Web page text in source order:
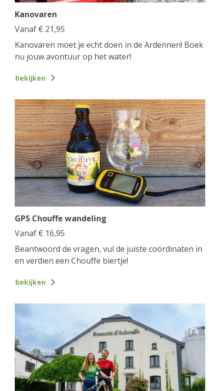
Kanovaren
Vanaf € 21,95
Kanovaren moet je echt doen in de Ardennen! Boek
nu jouw avontuur op het water!
bekijken
GPS Chouffe wandeling
Vanaf € 16,95
Beantwoord de vragen, vul de juiste coördinaten in
en verdien een Chouffe biertje!
bekijken